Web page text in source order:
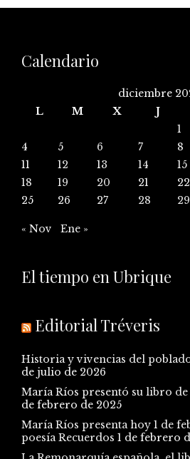
Calendario
diciembre
L
M X J
1
4
5 6 7 8
11
12 13 14 15
18
19 20 21 22
25
26 27 28 29
« Nov Ene »
El tiempo en Ubrique
Editorial Tréveris
Historia y vivencias del
de julio de 2026
María Ríos presentó su libro de
de febrero de 2025
María Ríos presenta hoy 1 de
poesía Recuerdos 1 de febrero